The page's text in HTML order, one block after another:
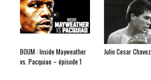
BOUM : Inside Mayweather
vs. Pacquiao – épisode 1
Julio Cesar Chavez